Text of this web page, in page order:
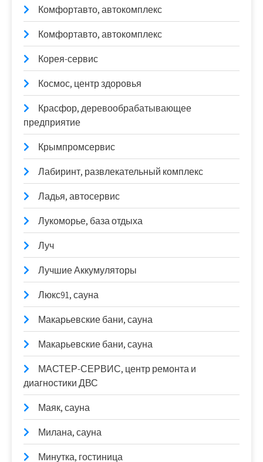
Комфортавто, автокомплекс
Комфортавто, автокомплекс
Корея-сервис
Космос, центр здоровья
Красфор, деревообрабатывающее
предприятие
Крымпромсервис
Лабиринт, развлекательный комплекс
Ладья, автосервис
Лукоморье, база отдыха
Луч
Лучшие Аккумуляторы
Люкс91, сауна
Макарьевские бани, сауна
Макарьевские бани, сауна
МАСТЕР-СЕРВИС, центр ремонта и
диагностики ДВС
Маяк, сауна
Милана, сауна
Минутка, гостиница